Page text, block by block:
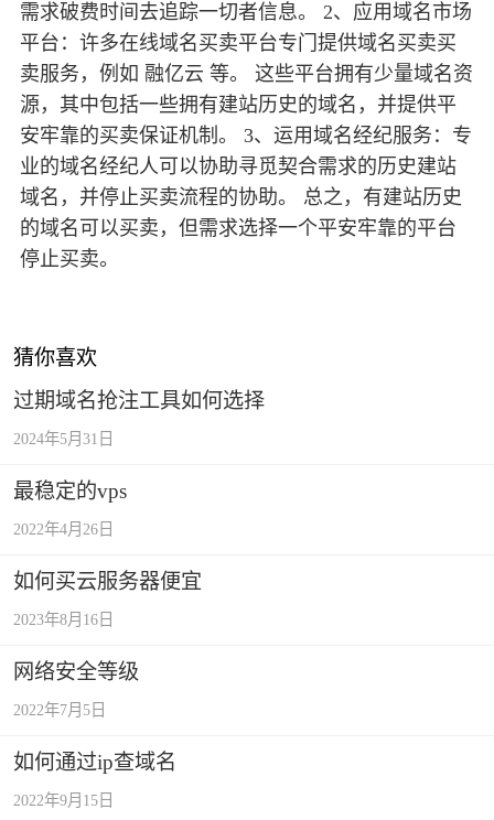
需求破费时间去追踪一切者信息。 2、应用域名市场
平台：许多在线域名买卖平台专门提供域名买卖买
卖服务，例如 融亿云 等。 这些平台拥有少量域名资
源，其中包括一些拥有建站历史的域名，并提供平
安牢靠的买卖保证机制。 3、运用域名经纪服务：专
业的域名经纪人可以协助寻觅契合需求的历史建站
域名，并停止买卖流程的协助。 总之，有建站历史
的域名可以买卖，但需求选择一个平安牢靠的平台
停止买卖。
猜你喜欢
过期域名抢注工具如何选择
2024年5月31日
最稳定的vps
2022年4月26日
如何买云服务器便宜
2023年8月16日
网络安全等级
2022年7月5日
如何通过ip查域名
2022年9月15日